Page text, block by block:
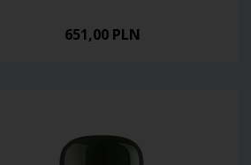
651,00 PLN